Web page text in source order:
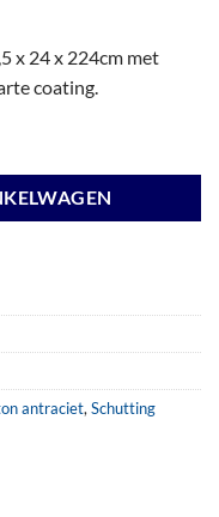
x 24 x 224cm met
coating.
antraciet,Schutting